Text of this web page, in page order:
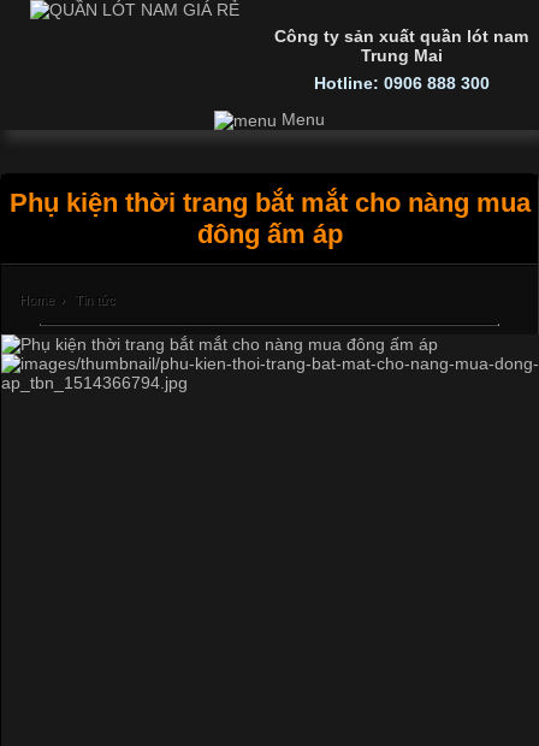
Công ty sản xuất quần lót nam
Trung Mai
Hotline: 0906 888 300
Menu
Phụ kiện thời trang bắt mắt cho nàng mua
đông ấm áp
Home › Tin tức